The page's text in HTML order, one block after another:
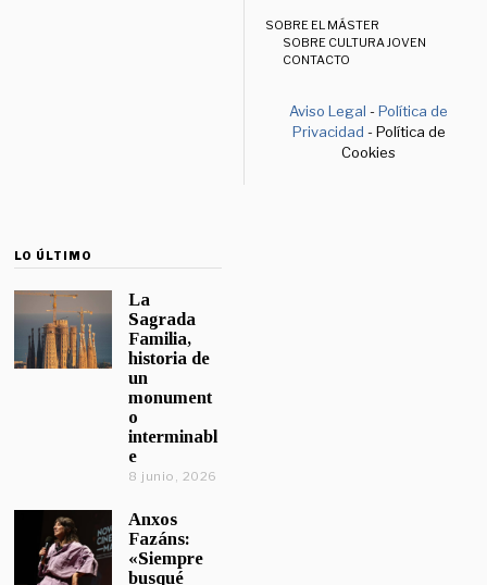
SOBRE EL MÁSTER
SOBRE CULTURA JOVEN
CONTACTO
Aviso Legal -Política de
Privacidad - Política de
Cookies
LO ÚLTIMO
La
Sagrada
Familia,
historia de
un
monument
o
interminabl
e
8 junio, 2026
Anxos
Fazáns:
«Siempre
busqué